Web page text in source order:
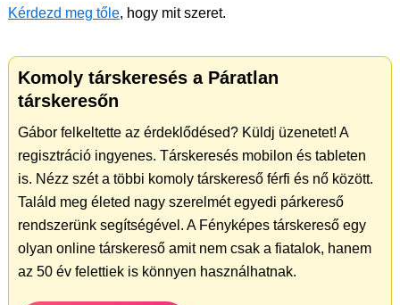
Kérdezd meg tőle, hogy mit szeret.
Komoly társkeresés a Páratlan
társkeresőn
Gábor felkeltette az érdeklődésed? Küldj üzenetet! A
regisztráció ingyenes. Társkeresés mobilon és tableten
is. Nézz szét a többi komoly társkereső férfi és nő között.
Találd meg életed nagy szerelmét egyedi párkereső
rendszerünk segítségével. A Fényképes társkereső egy
olyan online társkereső amit nem csak a fiatalok, hanem
az 50 év felettiek is könnyen használhatnak.